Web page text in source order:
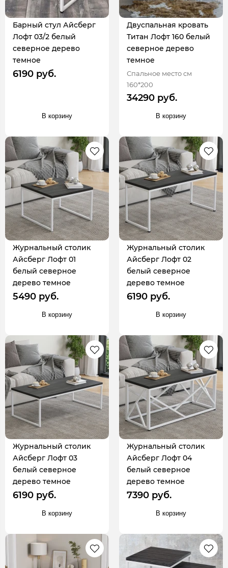
Барный стул Айсберг
Лофт 03/2 белый
северное дерево
темное
6190 руб.
В корзину
Двуспальная кровать
Титан Лофт 160 белый
северное дерево
темное
Спальное место см
160*200
34290 руб.
В корзину
Журнальный столик
Айсберг Лофт 01
белый северное
дерево темное
5490 руб.
В корзину
Журнальный столик
Айсберг Лофт 02
белый северное
дерево темное
6190 руб.
В корзину
Журнальный столик
Айсберг Лофт 03
белый северное
дерево темное
6190 руб.
В корзину
Журнальный столик
Айсберг Лофт 04
белый северное
дерево темное
7390 руб.
В корзину